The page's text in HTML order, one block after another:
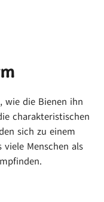
wie die Bienen ihn
charakteristischen
sich zu einem
viele Menschen als